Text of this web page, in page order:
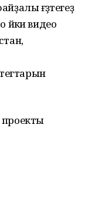
ғәҙәтегеҙ
йәки видео